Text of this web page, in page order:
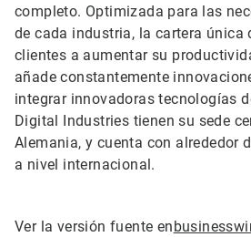
completo. Optimizada para las
de cada industria, la cartera única
clientes a aumentar su
añade constantemente
integrar innovadoras tecnologías
Digital Industries tienen su sede
Alemania, y cuenta con alrededor
a nivel internacional.
Ver la versión fuente en